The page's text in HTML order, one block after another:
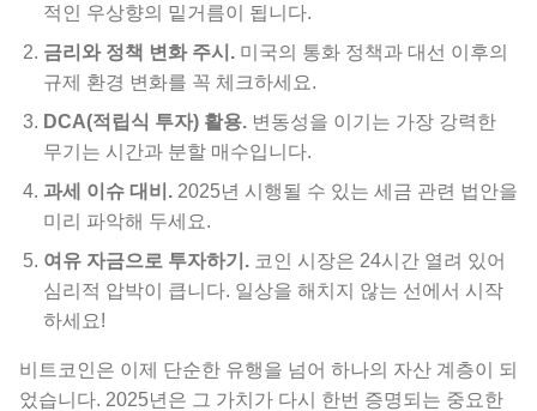
적인 우상향의 밑거름이 됩니다.
금리와 정책 변화 주시. 미국의 통화 정책과 대선 이후의
규제 환경 변화를 꼭 체크하세요.
DCA(적립식 투자) 활용. 변동성을 이기는 가장 강력한
무기는 시간과 분할 매수입니다.
과세 이슈 대비. 2025년 시행될 수 있는 세금 관련 법안을
미리 파악해 두세요.
여유 자금으로 투자하기. 코인 시장은 24시간 열려 있어
심리적 압박이 큽니다. 일상을 해치지 않는 선에서 시작
하세요!
비트코인은 이제 단순한 유행을 넘어 하나의 자산 계층이 되
었습니다. 2025년은 그 가치가 다시 한번 증명되는 중요한